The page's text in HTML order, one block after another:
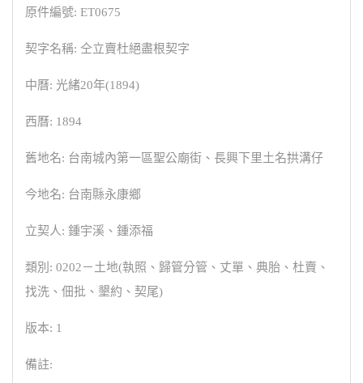
原件編號: ET0675
契字名稱: 仝立賣杜絕盡根契字
中曆: 光緒20年(1894)
西曆: 1894
舊地名: 台南城內第一區聖公廟街、長興下里土名拱溝仔
今地名: 台南縣永康鄉
立契人: 鍾宇溪、鍾添福
類別: 0202－土地(執照、歸管分管、丈單、典胎、杜賣、
找洗、佃批、墾約、契尾)
版本: 1
備註: